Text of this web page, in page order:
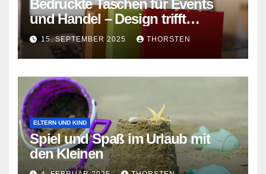
Bedruckte Taschen für Events
und Handel – Design trifft
Funktion
15. SEPTEMBER 2025 THORSTEN
ELTERN UND KIND
Spiel und Spaß im Urlaub mit
den Kleinen